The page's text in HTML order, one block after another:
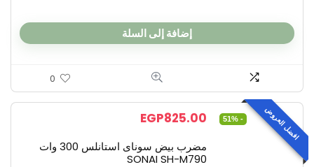
إضافة إلى السلة
0
افضل العروض - 51%
EGP825.00
مضرب بيض سوناى استانلس 300 وات
SONAI SH-M790